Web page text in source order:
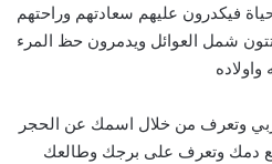
فيكدرون عليهم سعادتهم وراحتهم
شمل العوائل ويدمرون حظ المرء
وتعرف من خلال اسمك عن الحجر
دمك وتعرف على برجك وطالعك